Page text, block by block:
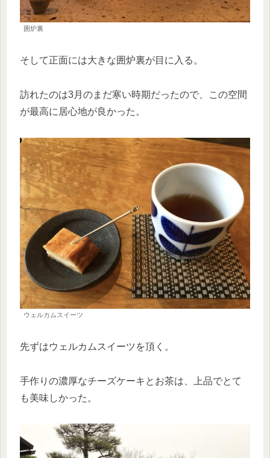
囲炉裏
そして正面には大きな囲炉裏が目に入る。
訪れたのは3月のまだ寒い時期だったので、この空間
が最高に居心地が良かった。
ウェルカムスイーツ
先ずはウェルカムスイーツを頂く。
手作りの濃厚なチーズケーキとお茶は、上品でとて
も美味しかった。